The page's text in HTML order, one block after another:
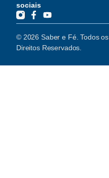
sociais
© 2026 Saber e Fé. Todos os
Direitos Reservados.